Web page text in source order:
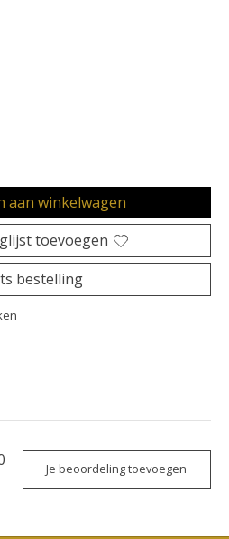
is
aan winkelwagen
toevoegen
bestelling
Je beoordeling toevoegen